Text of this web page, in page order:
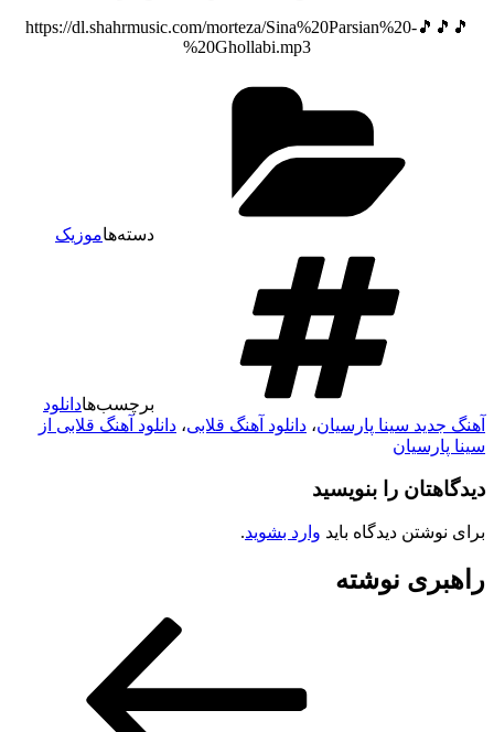
🎵🎵🎵https://dl.shahrmusic.com/morteza/Sina%20Parsian%20-
%20Ghollabi.mp3
دسته‌هاموزیک
برچسب‌هادانلود
آهنگ جدید سینا پارسیان، دانلود آهنگ قلابی، دانلود آهنگ قلابی از
سینا پارسیان
دیدگاهتان را بنویسید
برای نوشتن دیدگاه باید وارد بشوید.
راهبری نوشته